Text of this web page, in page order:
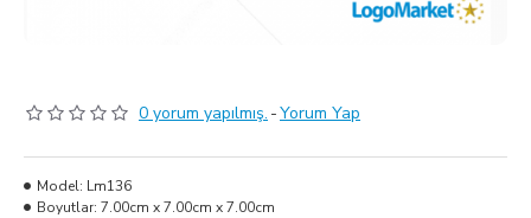
0 yorum yapılmış. -Yorum Yap
Model: Lm136
Boyutlar: 7.00cm x 7.00cm x 7.00cm